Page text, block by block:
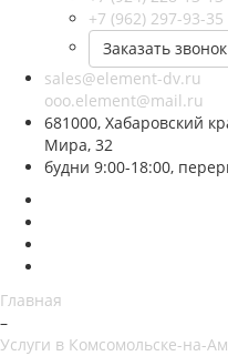
+7 (962) 297-93-35
Заказать звонок
sales@element-dv.ru
ooo.element@mail.ru
681000, Хабаровский
Мира, 32
будни 9:00-18:00,
Главная
–
Услуги в Комсомольске-на-